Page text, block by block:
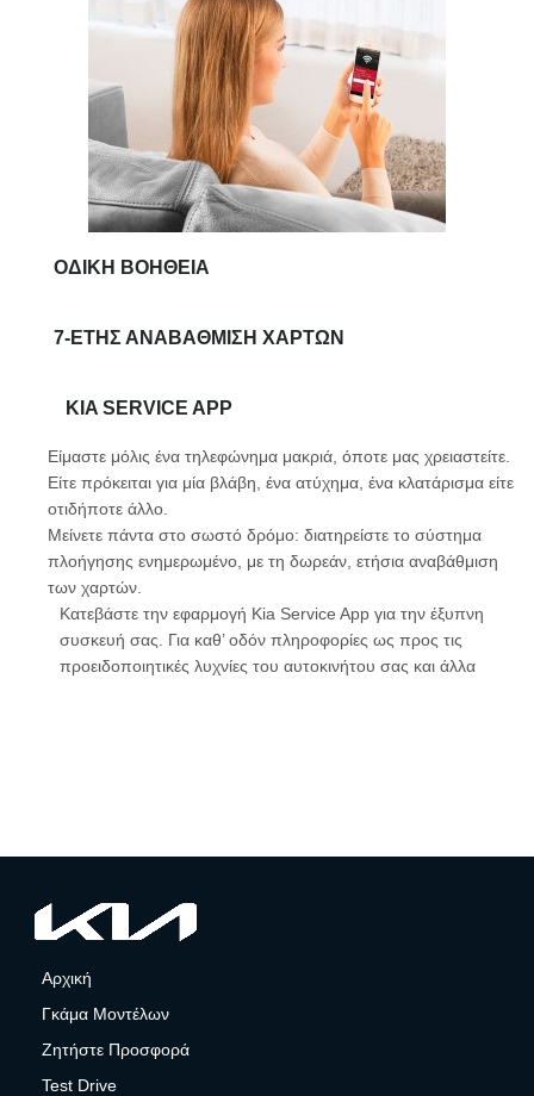
ΟΔΙΚΉ ΒΟΉΘΕΙΑ
7-ΕΤΉΣ ΑΝΑΒΆΘΜΙΣΗ ΧΑΡΤΏΝ
KIA SERVICE APP
Είμαστε μόλις ένα τηλεφώνημα μακριά, όποτε μας χρειαστείτε.
Είτε πρόκειται για μία βλάβη, ένα ατύχημα, ένα κλατάρισμα είτε
οτιδήποτε άλλο.
Μείνετε πάντα στο σωστό δρόμο: διατηρείστε το σύστημα
πλοήγησης ενημερωμένο, με τη δωρεάν, ετήσια αναβάθμιση
των χαρτών.
Κατεβάστε την εφαρμογή Kia Service App για την έξυπνη
συσκευή σας. Για καθ’ οδόν πληροφορίες ως προς τις
προειδοποιητικές λυχνίες του αυτοκινήτου σας και άλλα
Αρχική
Γκάμα Μοντέλων
Ζητήστε Προσφορά
Test Drive